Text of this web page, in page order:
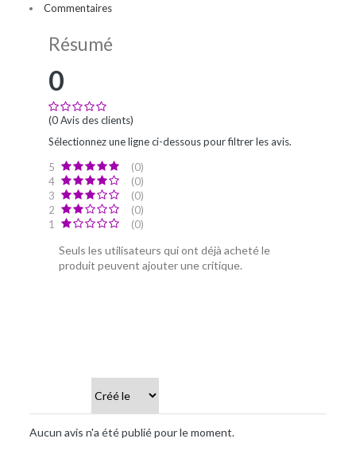
Commentaires
Résumé
0
(0 Avis des clients)
Sélectionnez une ligne ci-dessous pour filtrer les avis.
5
(0)
4
(0)
3
(0)
2
(0)
1
(0)
Seuls les utilisateurs qui ont déjà acheté le
produit peuvent ajouter une critique.
Aucun avis n'a été publié pour le moment.